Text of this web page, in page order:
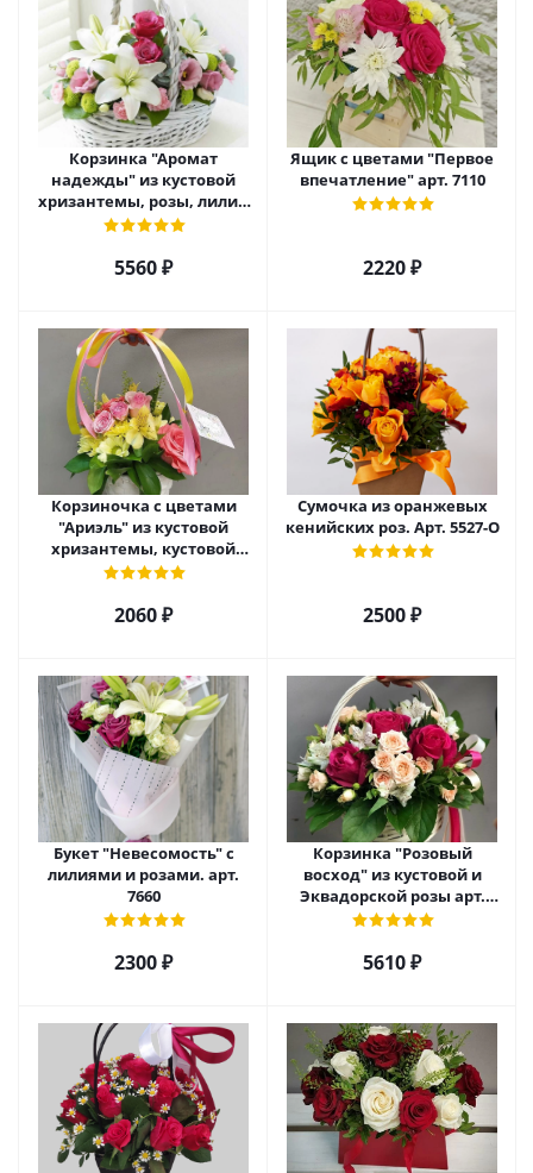
Корзинка "Аромат
надежды" из кустовой
хризантемы, розы, лилий
и эустомы. арт. 7751
5560 ₽
Ящик с цветами "Первое
впечатление" арт. 7110
2220 ₽
Корзиночка с цветами
"Ариэль" из кустовой
хризантемы, кустовой
розы и альстромерии арт.
2060 ₽
Сумочка из оранжевых
кенийских роз. Арт. 5527-О
2500 ₽
Букет "Невесомость" с
лилиями и розами. арт.
7660
2300 ₽
Корзинка "Розовый
восход" из кустовой и
Эквадорской розы арт.
5520
5610 ₽